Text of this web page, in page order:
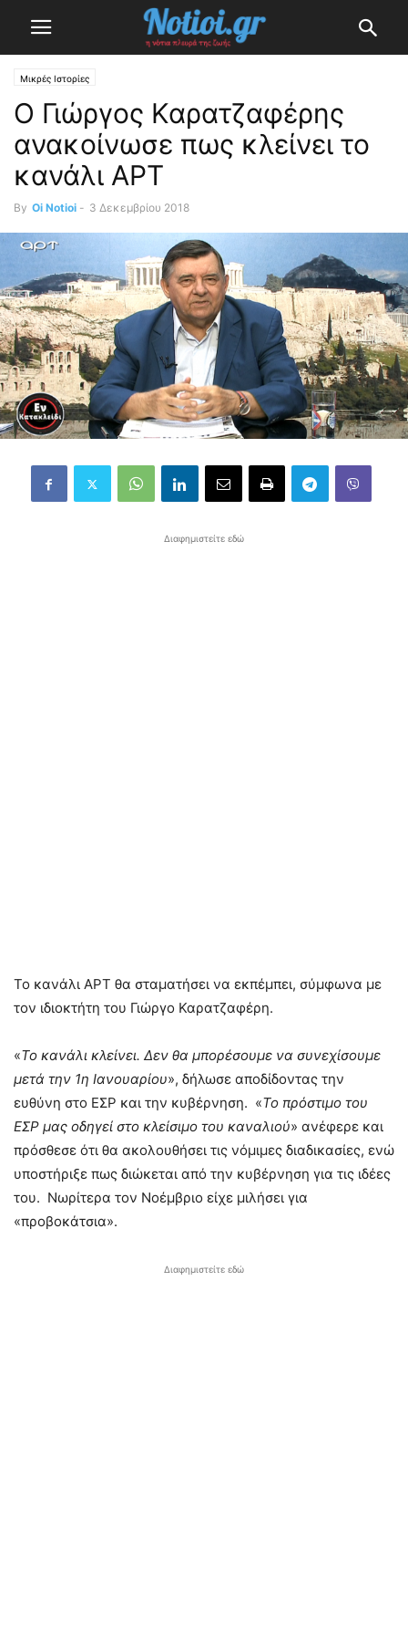
Μικρές Ιστορίες
Ο Γιώργος Καρατζαφέρης
ανακοίνωσε πως κλείνει το
κανάλι ΑΡΤ
By Oi Notioi - 3 Δεκεμβρίου 2018
Διαφημιστείτε εδώ
Το κανάλι ΑΡΤ θα σταματήσει να εκπέμπει, σύμφωνα με
τον ιδιοκτήτη του Γιώργο Καρατζαφέρη.
«Το κανάλι κλείνει. Δεν θα μπορέσουμε να συνεχίσουμε
μετά την 1η Ιανουαρίου», δήλωσε αποδίδοντας την
ευθύνη στο ΕΣΡ και την κυβέρνηση. «Το πρόστιμο του
ΕΣΡ μας οδηγεί στο κλείσιμο του καναλιού» ανέφερε και
πρόσθεσε ότι θα ακολουθήσει τις νόμιμες διαδικασίες, ενώ
υποστήριξε πως διώκεται από την κυβέρνηση για τις ιδέες
του. Νωρίτερα τον Νοέμβριο είχε μιλήσει για
«προβοκάτσια».
Διαφημιστείτε εδώ